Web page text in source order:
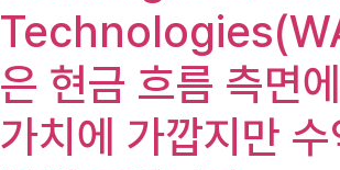
은 현금 흐름 측면
가치에 가깝지만